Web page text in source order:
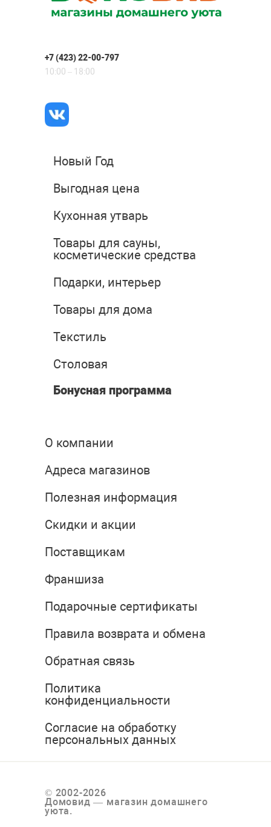
+7 (423) 22-00-797
10:00 – 18:00
Новый Год
Выгодная цена
Кухонная утварь
Товары для сауны,
косметические средства
Подарки, интерьер
Товары для дома
Текстиль
Столовая
Бонусная программа
О компании
Адреса магазинов
Полезная информация
Скидки и акции
Поставщикам
Франшиза
Подарочные сертификаты
Правила возврата и обмена
Обратная связь
Политика
конфиденциальности
Согласие на обработку
персональных данных
© 2002-2026
Домовид — магазин домашнего
уюта.